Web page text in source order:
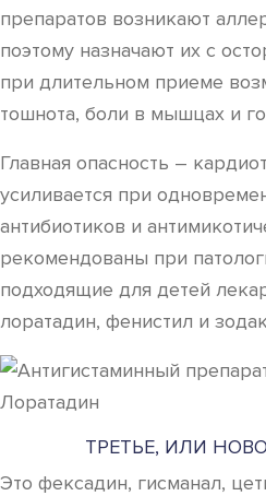
препаратов возникают
поэтому назначают их с
при длительном приеме
тошнота, боли в мышцах и
Главная опасность –
усиливается при
антибиотиков и
рекомендованы при
подходящие для детей
лоратадин, фенистил и
ТРЕТЬЕ, ИЛИ
Это фексадин, гисманал,